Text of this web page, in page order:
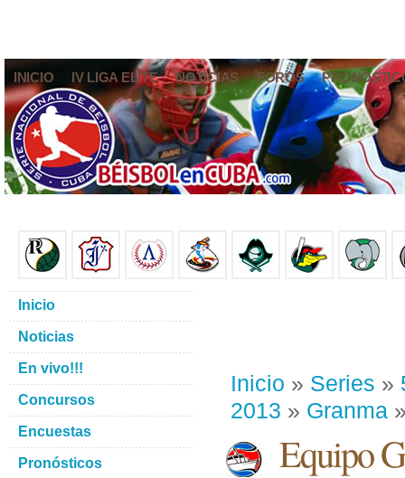
INICIO IV LIGA ELITE NOTICIAS FOROS
Inicio » Series »
2013 » Granma
Equipo
Inicio
Noticias
En vivo!!!
Concursos
Encuestas
Pronósticos